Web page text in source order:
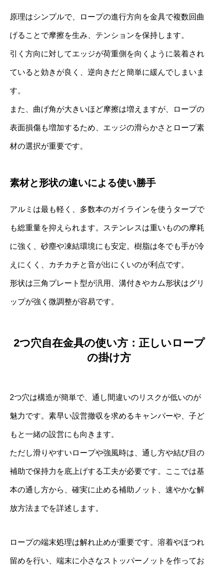
原理はシンプルで、ロープの進行方向を金具で複数回曲
げることで摩擦を生み、テンションを保持します。
引く方向に対してエッジが荷重側を向くように装着され
ていると効きが良く、逆向きだと簡単に緩んでしまいま
す。
また、曲げ角が大きいほど摩擦は増えますが、ロープの
表面損傷も増加するため、エッジの滑らかさとロープ素
材の選択が重要です。
素材と形状の違いによる使い勝手
アルミは最も軽く、多数本のガイラインを使うタープで
も総重量を抑えられます。ステンレスは重いものの摩耗
に強く、砂塵や凍結環境にも安定。樹脂は冬でも手が冷
えにくく、カチカチと音が出にくいのが利点です。
形状は三角プレート型が汎用、溝付きやカム形状はグリ
ップが強く微調整が容易です。
2つ穴自在金具の使い方：正しいロープ
の掛け方
2つ穴は構造が簡単で、通し間違いのリスクが低いのが
魅力です。素早い設営撤収を求めるキャンパーや、子ど
もと一緒の設営にも向きます。
ただし滑りやすいロープや強風時は、通し方や結び目の
補助で保持力を底上げする工夫が必要です。ここでは基
本の通し方から、確実に止める補助ノット、速やかな解
放方法までを詳述します。
ロープの端末処理は解れ止めが重要です。溶着やほつれ
留めを行い、端末に小さなストッパーノットを作ってお